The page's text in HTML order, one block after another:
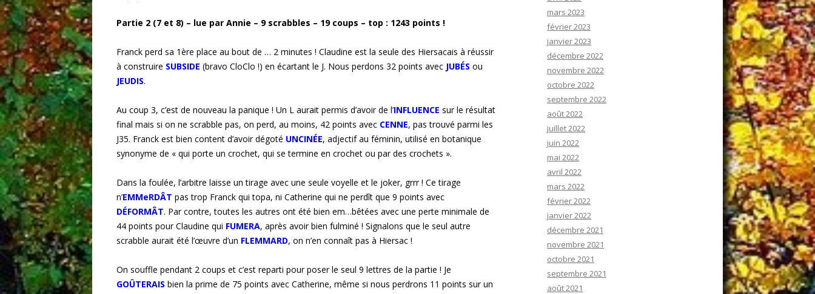
Partie 2 (7 et 8) – lue par Annie – 9 scrabbles – 19 coups – top : 1243 points !
Franck perd sa 1ère place au bout de … 2 minutes ! Claudine est la seule des Hiersacais à réussir
à construire SUBSIDE (bravo CloClo !) en écartant le J. Nous perdons 32 points avec JUBÉS ou
JEUDIS.
Au coup 3, c’est de nouveau la panique ! Un L aurait permis d’avoir de l’INFLUENCE sur le résultat
final mais si on ne scrabble pas, on perd, au moins, 42 points avec CENNE, pas trouvé parmi les
J35. Franck est bien content d’avoir dégoté UNCINÉE, adjectif au féminin, utilisé en botanique
synonyme de « qui porte un crochet, qui se termine en crochet ou par des crochets ».
Dans la foulée, l’arbitre laisse un tirage avec une seule voyelle et le joker, grrr ! Ce tirage
n’EMMeRDÂT pas trop Franck qui topa, ni Catherine qui ne perdît que 9 points avec
DÉFORMÂT. Par contre, toutes les autres ont été bien em…bêtées avec une perte minimale de
44 points pour Claudine qui FUMERA, après avoir bien fulminé ! Signalons que le seul autre
scrabble aurait été l’œuvre d’un FLEMMARD, on n’en connaît pas à Hiersac !
On souffle pendant 2 coups et c’est reparti pour poser le seul 9 lettres de la partie ! Je
GOÛTERAIS bien la prime de 75 points avec Catherine, même si nous perdrons 11 points sur un
mars 2023
février 2023
janvier 2023
décembre 2022
novembre 2022
octobre 2022
septembre 2022
août 2022
juillet 2022
juin 2022
mai 2022
avril 2022
mars 2022
février 2022
janvier 2022
décembre 2021
novembre 2021
octobre 2021
septembre 2021
août 2021